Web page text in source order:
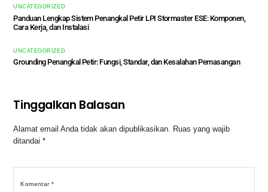
UNCATEGORIZED
Panduan Lengkap Sistem Penangkal Petir LPI Stormaster ESE: Komponen,
Cara Kerja, dan Instalasi
UNCATEGORIZED
Grounding Penangkal Petir: Fungsi, Standar, dan Kesalahan Pemasangan
Tinggalkan Balasan
Alamat email Anda tidak akan dipublikasikan. Ruas yang wajib
ditandai*
Komentar*